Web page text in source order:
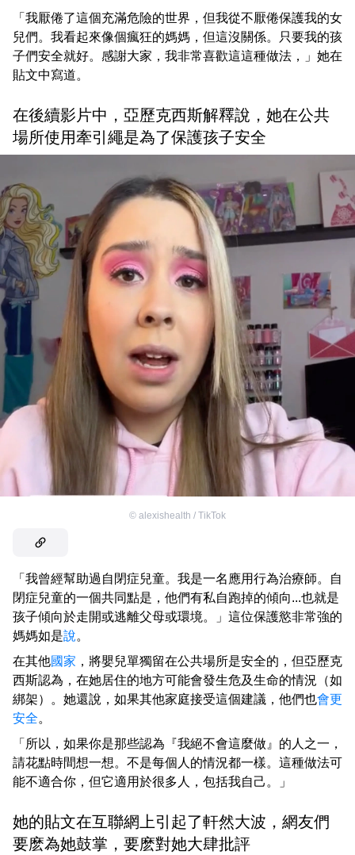
「我厭倦了這個充滿危險的世界，但我從不厭倦保護我的女
兒們。我看起來像個瘋狂的媽媽，但這沒關係。只要我的孩
子們安全就好。感謝大家，我非常喜歡這這種做法，」她在
貼文中寫道。
在後續影片中，亞歷克西斯解釋說，她在公共
場所使用牽引繩是為了保護孩子安全
© alexishealth / TikTok
「我曾經幫助過自閉症兒童。我是一名應用行為治療師。自
閉症兒童的一個共同點是，他們有私自跑掉的傾向...也就是
孩子傾向於走開或逃離父母或環境。」這位保護慾非常強的
媽媽如是說。
在其他國家 ，將嬰兒單獨留在公共場所是安全的，但亞歷克
西斯認為，在她居住的地方可能會發生危及生命的情況（如
綁架）。她還說，如果其他家庭接受這個建議，他們也會更
安全。
「所以，如果你是那些認為『我絕不會這麼做』的人之一，
請花點時間想一想。不是每個人的情況都一樣。這種做法可
能不適合你，但它適用於很多人，包括我自己。」
她的貼文在互聯網上引起了軒然大波，網友們
要麽為她鼓掌，要麽對她大肆批評